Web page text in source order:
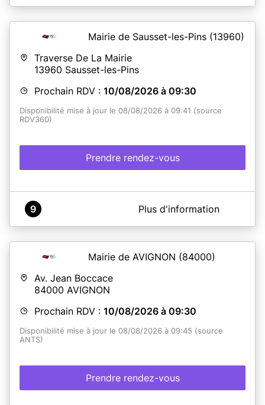
Mairie de Sausset-les-Pins (13960)
Traverse De La Mairie
13960 Sausset-les-Pins
Prochain RDV : 10/08/2026 à 09:30
Disponibilité mise à jour le 08/08/2026 à 09:41 (source
RDV360)
Prendre rendez-vous
A propos de Mairie de SAUSSET LES PINS
documents exigés. Tout dossier non conforme sera
refusé.
demandeur (même mineur)
est obligatoire.
En savoir plus
9 Plus d'information
Mairie de AVIGNON (84000)
Av. Jean Boccace
84000 AVIGNON
Prochain RDV : 10/08/2026 à 09:30
Disponibilité mise à jour le 08/08/2026 à 09:45 (source
ANTS)
Prendre rendez-vous